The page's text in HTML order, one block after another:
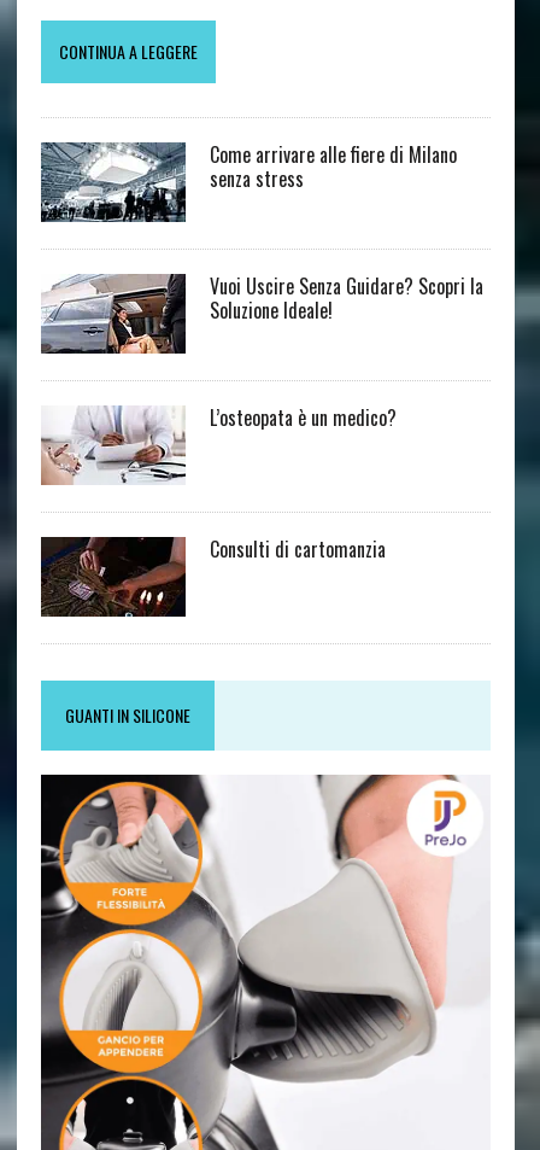
CONTINUA A LEGGERE
Come arrivare alle fiere di Milano
senza stress
Vuoi Uscire Senza Guidare? Scopri la
Soluzione Ideale!
L’osteopata è un medico?
Consulti di cartomanzia
GUANTI IN SILICONE